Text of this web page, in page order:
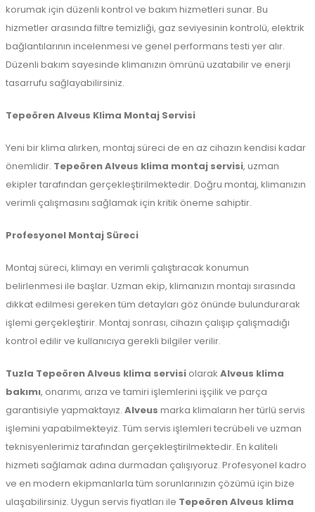
korumak için düzenli kontrol ve bakım hizmetleri sunar. Bu
hizmetler arasında filtre temizliği, gaz seviyesinin kontrolü, elektrik
bağlantılarının incelenmesi ve genel performans testi yer alır.
Düzenli bakım sayesinde klimanızın ömrünü uzatabilir ve enerji
tasarrufu sağlayabilirsiniz.
Tepeören Alveus Klima Montaj Servisi
Yeni bir klima alırken, montaj süreci de en az cihazın kendisi kadar
önemlidir. Tepeören Alveus klima montaj servisi, uzman
ekipler tarafından gerçekleştirilmektedir. Doğru montaj, klimanızın
verimli çalışmasını sağlamak için kritik öneme sahiptir.
Profesyonel Montaj Süreci
Montaj süreci, klimayı en verimli çalıştıracak konumun
belirlenmesi ile başlar. Uzman ekip, klimanızın montajı sırasında
dikkat edilmesi gereken tüm detayları göz önünde bulundurarak
işlemi gerçekleştirir. Montaj sonrası, cihazın çalışıp çalışmadığı
kontrol edilir ve kullanıcıya gerekli bilgiler verilir.
Tuzla Tepeören Alveus klima servisi olarak Alveus klima
bakımı, onarımı, arıza ve tamiri işlemlerini işçilik ve parça
garantisiyle yapmaktayız. Alveus marka klimaların her türlü servis
işlemini yapabilmekteyiz. Tüm servis işlemleri tecrübeli ve uzman
teknisyenlerimiz tarafından gerçekleştirilmektedir. En kaliteli
hizmeti sağlamak adına durmadan çalışıyoruz. Profesyonel kadro
ve en modern ekipmanlarla tüm sorunlarınızın çözümü için bize
ulaşabilirsiniz. Uygun servis fiyatları ile Tepeören Alveus klima